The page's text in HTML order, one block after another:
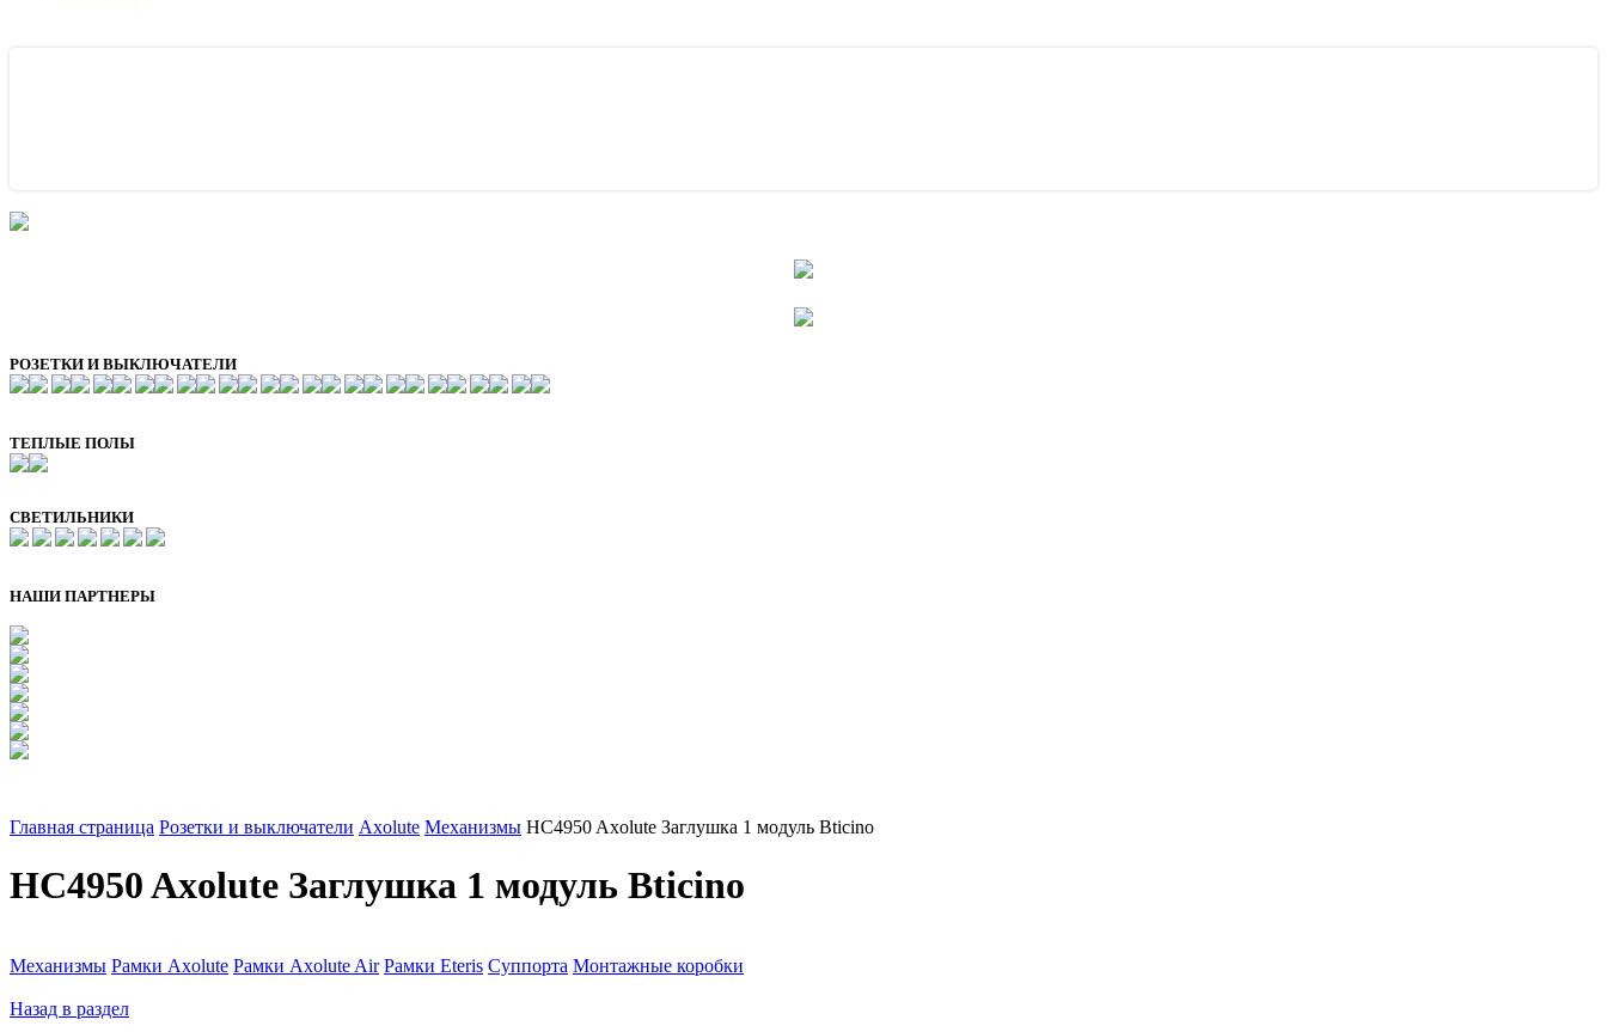
РОЗЕТКИ И ВЫКЛЮЧАТЕЛИ
ТЕПЛЫЕ ПОЛЫ
СВЕТИЛЬНИКИ
НАШИ ПАРТНЕРЫ
Главная страница Розетки и выключатели Axolute Механизмы HC4950 Axolute Заглушка 1 модуль Bticino
HC4950 Axolute Заглушка 1 модуль Bticino
Механизмы Рамки Axolute Рамки Axolute Air Рамки Eteris Суппорта Монтажные коробки
Назад в раздел